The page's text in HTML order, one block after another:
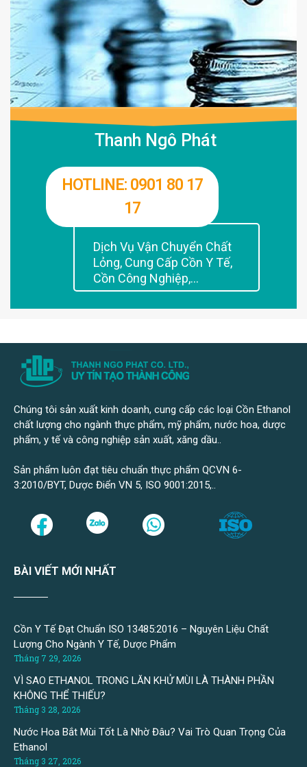
Thanh Ngô Phát
HOTLINE: 0901 80 17
17
Dịch Vụ Vận Chuyển Chất
Lỏng, Cung Cấp Cồn Y Tế,
Cồn Công Nghiệp,...
Chúng tôi sản xuất kinh doanh, cung cấp các loại Cồn Ethanol
chất lượng cho ngành thực phẩm, mỹ phẩm, nước hoa, dược
phẩm, y tế và công nghiệp sản xuất, xăng dầu..
Sản phẩm luôn đạt tiêu chuẩn thực phẩm QCVN 6-
3:2010/BYT, Dược Điển VN 5, ISO 9001:2015,..
BÀI VIẾT MỚI NHẤT
Cồn Y Tế Đạt Chuẩn ISO 13485:2016 – Nguyên Liệu Chất
Lượng Cho Ngành Y Tế, Dược Phẩm
Tháng 7 29, 2026
VÌ SAO ETHANOL TRONG LĂN KHỬ MÙI LÀ THÀNH PHẦN
KHÔNG THỂ THIẾU?
Tháng 3 28, 2026
Nước Hoa Bắt Mùi Tốt Là Nhờ Đâu? Vai Trò Quan Trọng Của
Ethanol
Tháng 3 27, 2026